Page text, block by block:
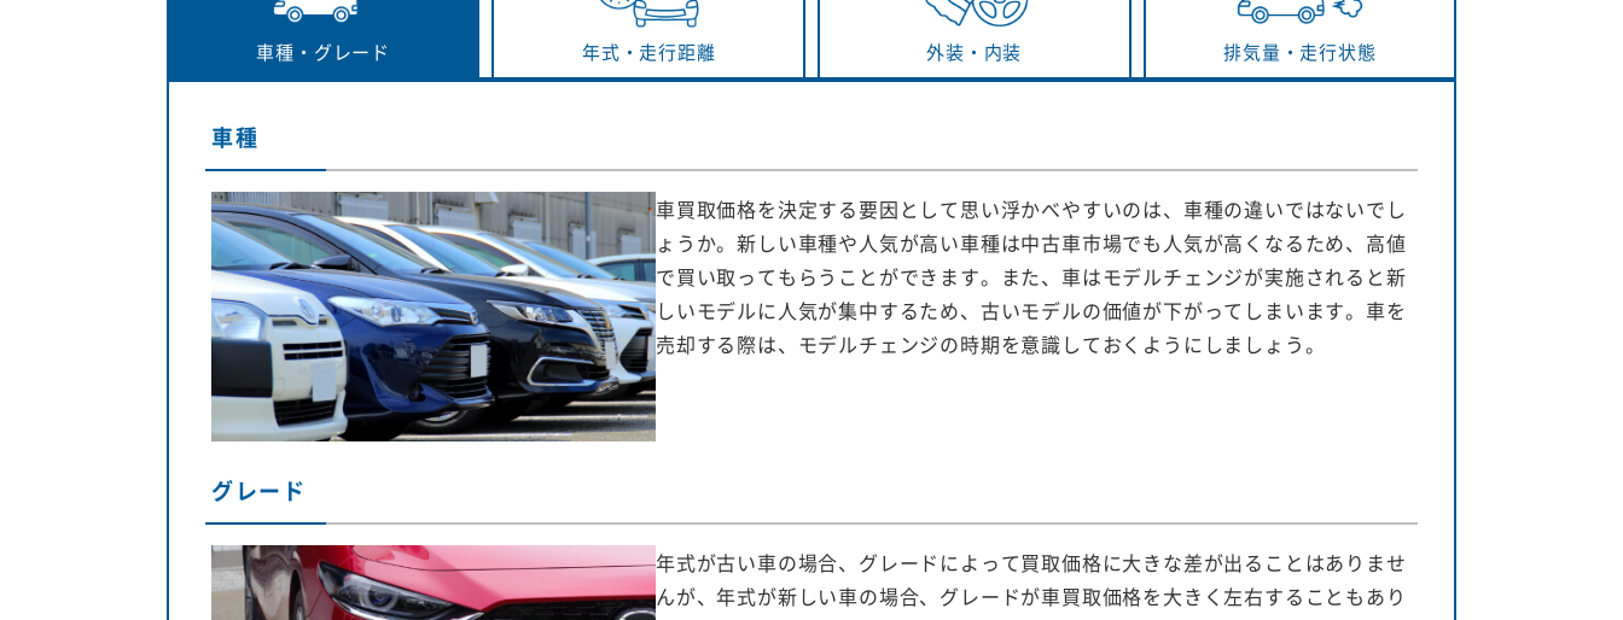
車種・ グレード 年式・ 走行距離 外装・ 内装 排気量・ 走行状態
車種
車買取価格を決定する要因として思い浮かべやすいのは、車種の違いではないでし
ょうか。新しい車種や人気が高い車種は中古車市場でも人気が高くなるため、高値
で買い取ってもらうことができます。また、車はモデルチェンジが実施されると新
しいモデルに人気が集中するため、古いモデルの価値が下がってしまいます。車を
売却する際は、モデルチェンジの時期を意識しておくようにしましょう。
グレード
年式が古い車の場合、グレードによって買取価格に大きな差が出ることはありませ
んが、年式が新しい車の場合、グレードが車買取価格を大きく左右することもあり